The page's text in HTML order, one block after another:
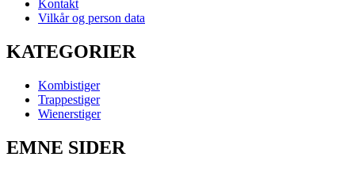
Kontakt
Vilkår og person data
KATEGORIER
Kombistiger
Trappestiger
Wienerstiger
EMNE SIDER